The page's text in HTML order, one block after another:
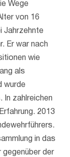
Wege
von 16
Jahrzehnte
Er war nach
wie
als
wurde
In zahlreichen
2013
in das
gegenüber der